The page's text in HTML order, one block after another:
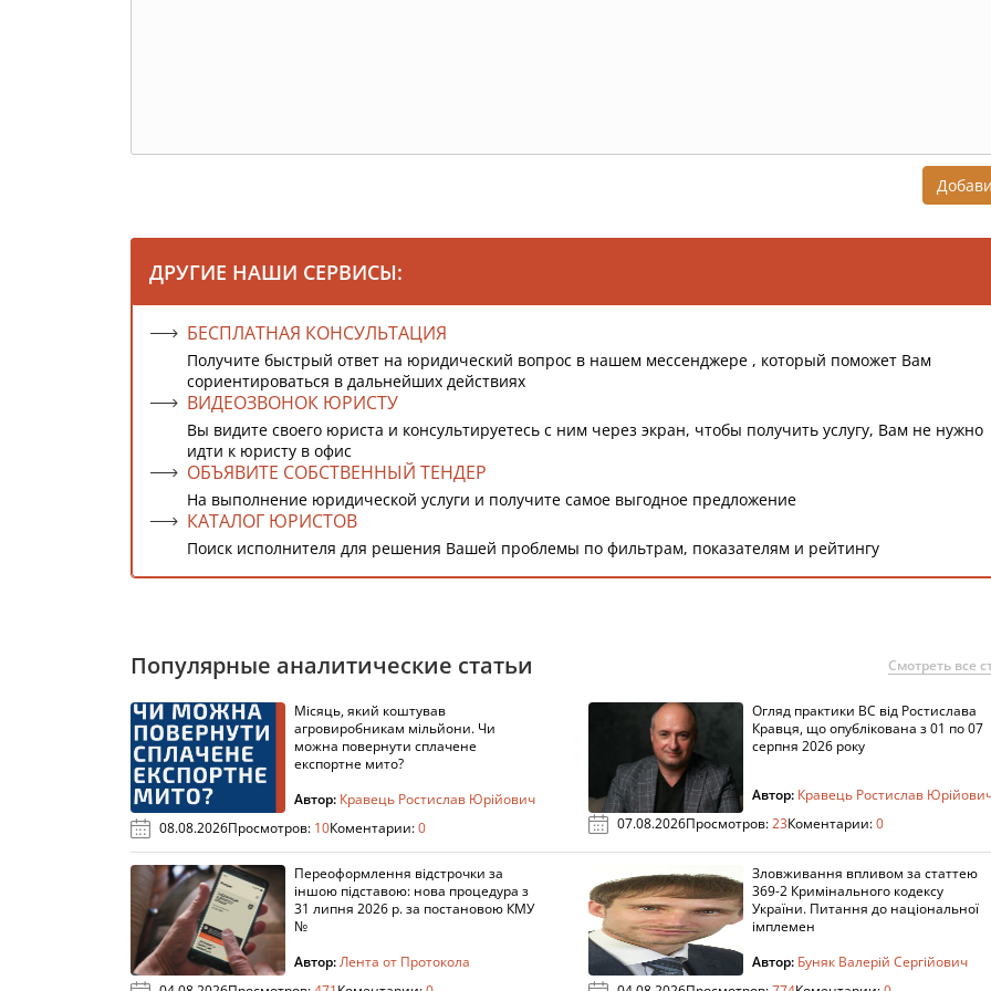
ДРУГИЕ НАШИ СЕРВИСЫ:
БЕСПЛАТНАЯ КОНСУЛЬТАЦИЯ
Получите быстрый ответ на юридический вопрос в нашем мессенджере , который поможет Вам
сориентироваться в дальнейших действиях
ВИДЕОЗВОНОК ЮРИСТУ
Вы видите своего юриста и консультируетесь с ним через экран, чтобы получить услугу, Вам не нужно
идти к юристу в офис
ОБЪЯВИТЕ СОБСТВЕННЫЙ ТЕНДЕР
На выполнение юридической услуги и получите самое выгодное предложение
КАТАЛОГ ЮРИСТОВ
Поиск исполнителя для решения Вашей проблемы по фильтрам, показателям и рейтингу
Популярные аналитические статьи Смотреть все
Місяць, який коштував
агровиробникам мільйони. Чи
можна повернути сплачене
експортне мито?
Автор: Кравець Ростислав Юрійович
08.08.2026Просмотров: 10Коментарии:0
Огляд практики ВС від Ростислава
Кравця, що опублікована з 01 по 07
серпня 2026 року
Автор: Кравець Ростислав
07.08.2026Просмотров:23Коментарии:0
Переоформлення відстрочки за
іншою підставою: нова процедура з
31 липня 2026 р. за постановою КМУ
№
Автор:Лента от Протокола
Зловживання впливом за статтею
369-2 Кримінального кодексу
України. Питання до національної
імплемен
Автор: Буняк Валерій Сергійович